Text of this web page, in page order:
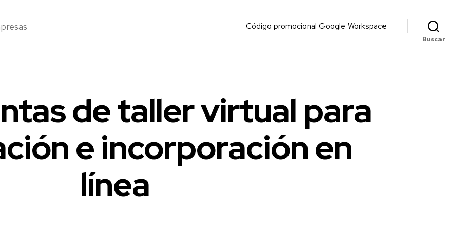
Código promocional Google Workspace
Buscar
de taller virtual para
e incorporación en
línea
0
2